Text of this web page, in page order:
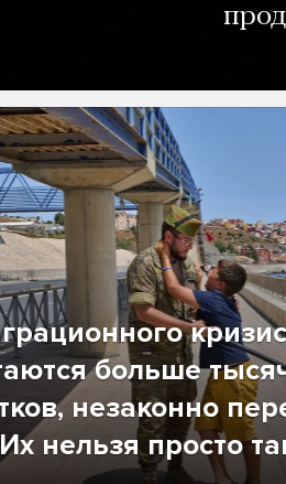
больше
незаконно
нельзя просто